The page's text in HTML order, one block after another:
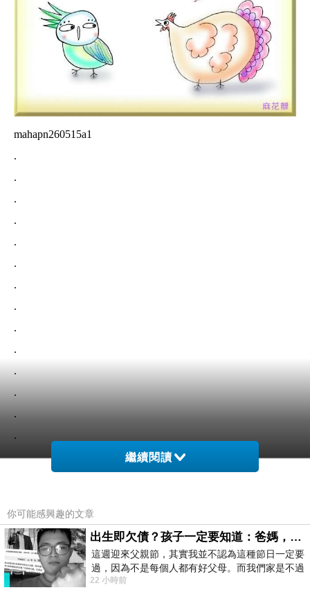
mahapn260515a1
.
.
.
.
.
.
.
.
.
.
.
.
.
.
.
繼續閱讀
你可能感興趣的文章
出生即欠債？孩子一定要知道：爸媽，其實我不欠你們
這週迎來父親節，其實我並不認為這種節日一定要
過，因為不是每個人都有好父母。而我們家是不過
節的，平時也沒什麼儀式感，生活趨近冷
22 小時前